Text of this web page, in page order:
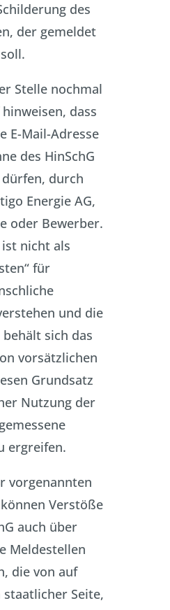
des
der gemeldet
Stelle nochmal
dass
E-Mail-Adresse
des HinSchG
durch
Energie AG,
oder Bewerber.
nicht als
für
und die
behält sich das
vorsätzlichen
Grundsatz
Nutzung der
ergreifen.
vorgenannten
Verstöße
auch über
Meldestellen
die von auf
Seite,